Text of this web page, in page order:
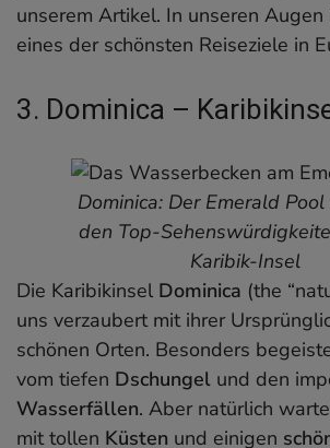
unserem Artikel. In unseren
eines der schönsten Reiseziele in
3. Dominica –
Dominica: Der Emerald
den Top-
Karibik-Insel
Die Karibikinsel Dominica (the
uns verzaubert mit ihrer
schönen Orten. Besonders
vom tiefen Dschungel und den
Wasserfällen. Aber natürlich
mit tollen Küsten und einigen